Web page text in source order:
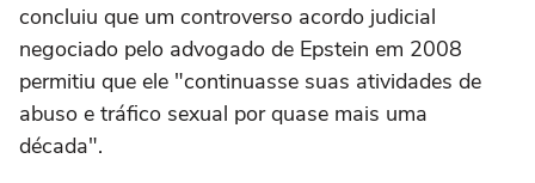
concluiu que um controverso acordo judicial
negociado pelo advogado de Epstein em 2008
permitiu que ele "continuasse suas atividades de
abuso e tráfico sexual por quase mais uma
década".